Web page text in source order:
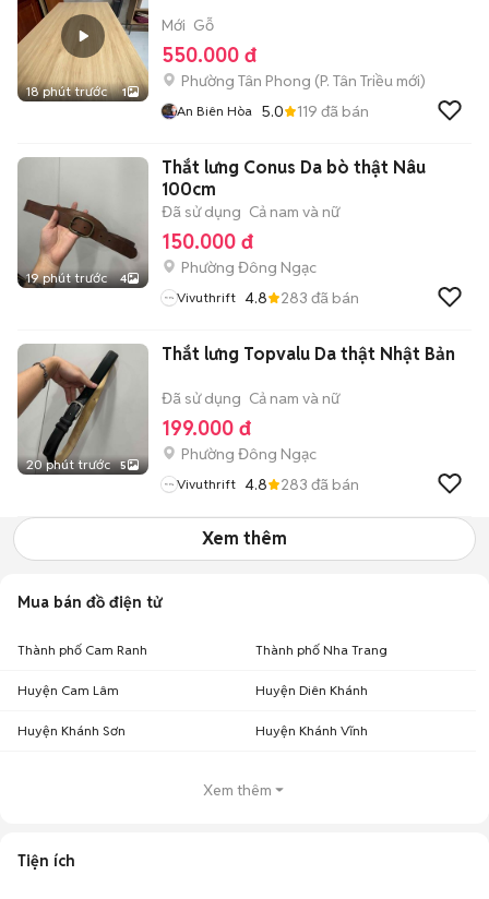
18 phút trước 1
Mới Gỗ
550.000 đ
Phường Tân Phong (P. Tân Triều mới)
An Biên Hòa 5.0 119 đã bán
19 phút trước 4
Thắt lưng Conus Da bò thật Nâu
100cm
Đã sử dụng Cả nam và nữ
150.000 đ
Phường Đông Ngạc
Vivuthrift 4.8 283 đã bán
20 phút trước 5
Thắt lưng Topvalu Da thật Nhật Bản
Đã sử dụng Cả nam và nữ
199.000 đ
Phường Đông Ngạc
Vivuthrift 4.8 283 đã bán
Xem thêm
Mua bán đồ điện tử
Thành phố Cam Ranh Thành phố Nha Trang
Huyện Cam Lâm Huyện Diên Khánh
Huyện Khánh Sơn Huyện Khánh Vĩnh
Xem thêm
Tiện ích